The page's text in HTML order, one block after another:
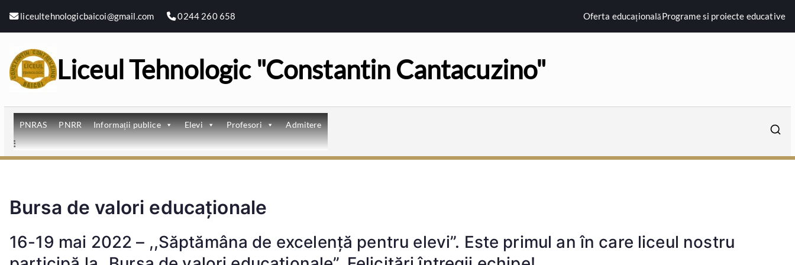
liceultehnologicbaicoi@gmail.com 0244 260 658 Oferta educaționalăPrograme si proiecte educative
Liceul Tehnologic "Constantin Cantacuzino"
PNRAS PNRR Informații publice Elevi Profesori Admitere
Bursa de valori educaționale
16-19 mai 2022 – ,,Săptămâna de excelență pentru elevi”. Este primul an în care liceul nostru